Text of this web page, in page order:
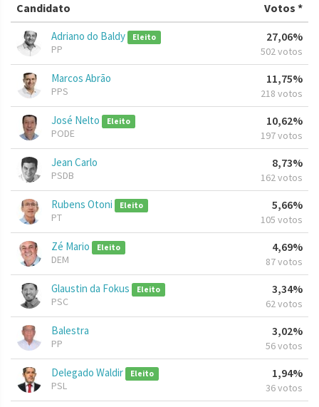
Candidato Votos *
Adriano do Baldy Eleito
PP
27,06%
502 votos
Marcos Abrão
PPS
11,75%
218 votos
José Nelto Eleito
PODE
10,62%
197 votos
Jean Carlo
PSDB
8,73%
162 votos
Rubens Otoni Eleito
PT
5,66%
105 votos
Zé Mario Eleito
DEM
4,69%
87 votos
Glaustin da Fokus Eleito
PSC
3,34%
62 votos
Balestra
PP
3,02%
56 votos
Delegado Waldir Eleito
PSL
1,94%
36 votos